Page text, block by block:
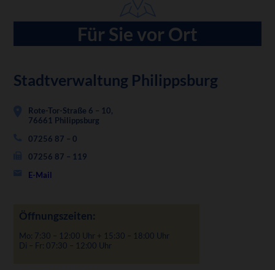
Für Sie vor Ort
Stadtverwaltung Philippsburg
Rote-Tor-Straße 6 – 10,
76661 Philippsburg
07256 87 – 0
07256 87 – 119
E-Mail
Öffnungszeiten:
Mo: 7:30 – 12:00 Uhr + 15:30 – 18:00 Uhr
Di – Fr: 07:30 – 12:00 Uhr